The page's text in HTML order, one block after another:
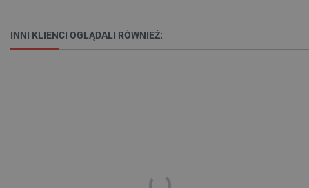
INNI KLIENCI OGLĄDALI RÓWNIEŻ: